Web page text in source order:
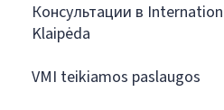
Консультации в
Klaipėda
VMI teikiamos paslaugos